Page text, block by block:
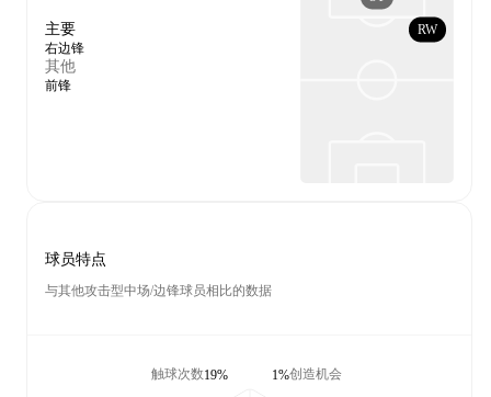
主要
右边锋
其他
前锋
RW
球员特点
与其他攻击型中场/边锋球员相比的数据
触球次数19% 创造机会
1%